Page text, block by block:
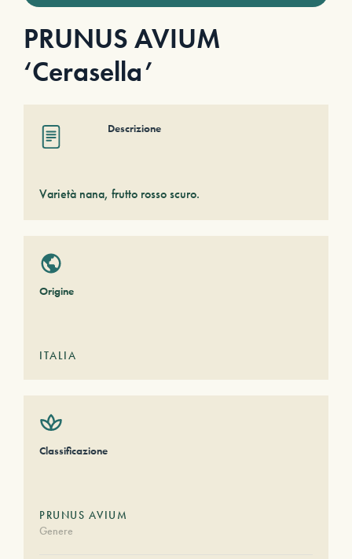
PRUNUS AVIUM
‘Cerasella’
Descrizione
Varietà nana, frutto rosso scuro.
Origine
ITALIA
Classificazione
PRUNUS AVIUM
Genere